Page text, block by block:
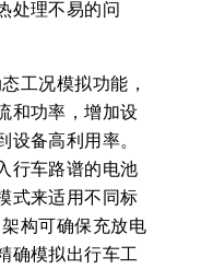
处理不易的问
工况模拟功能，
和功率，增加设
设备高利用率。
行车路谱的电池
式来适用不同标
构可确保充放电
确模拟出行车工